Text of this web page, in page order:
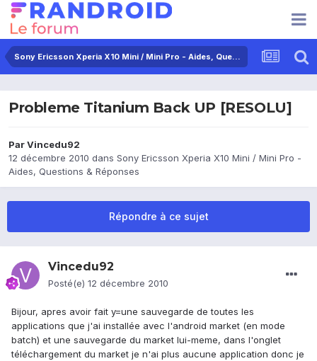
Sony Ericsson Xperia X10 Mini / Mini Pro - Aides, Questions & Réponses
Probleme Titanium Back UP [RESOLU]
ParVincedu92
12 décembre 2010 dans Sony Ericsson Xperia X10 Mini / Mini Pro -
Aides, Questions & Réponses
Répondre à ce sujet
Vincedu92
Posté(e) 12 décembre 2010
Bijour, apres avoir fait y=une sauvegarde de toutes les
applications que j'ai installée avec l'android market (en mode
batch) et une sauvegarde du market lui-meme, dans l'onglet
téléchargement du market je n'ai plus aucune application donc je